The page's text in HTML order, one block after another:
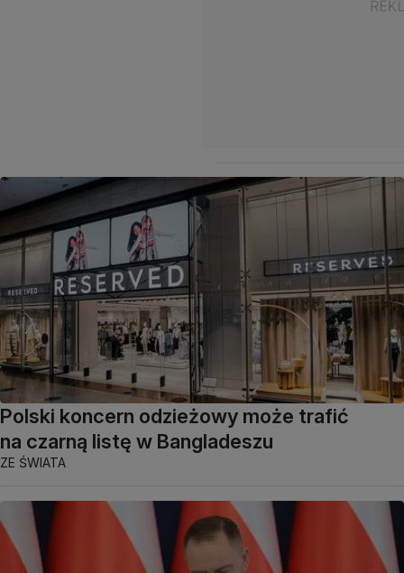
Polski koncern odzieżowy może trafić
na czarną listę w Bangladeszu
ZE ŚWIATA